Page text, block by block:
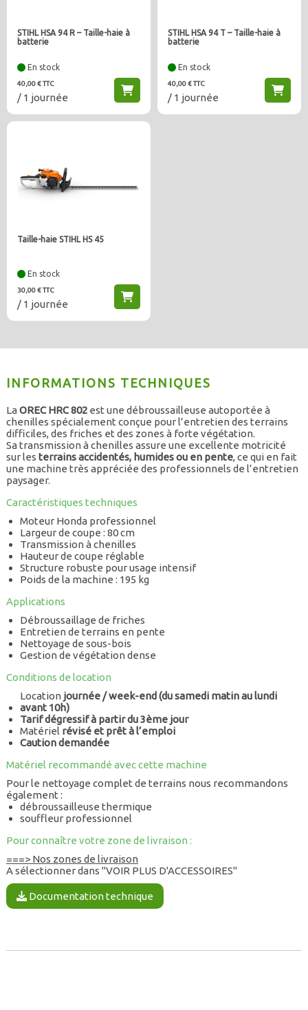
STIHL HSA 94 R – Taille-haie à
batterie
En stock
40,00 € TTC
/ 1 journée
STIHL HSA 94 T – Taille-haie à
batterie
En stock
40,00 € TTC
/ 1 journée
Taille-haie STIHL HS 45
En stock
30,00 € TTC
/ 1 journée
INFORMATIONS TECHNIQUES
La OREC HRC 802est une débroussailleuse autoportée à
chenilles spécialement conçue pour l’entretien des terrains
difficiles, des friches et des zones à forte végétation.
Sa transmission à chenilles assure une excellente motricité
sur les terrains accidentés, humides ou en pente, ce qui en fait
une machine très appréciée des professionnels de l’entretien
paysager.
Caractéristiques techniques
Moteur Honda professionnel
Largeur de coupe : 80 cm
Transmission à chenilles
Hauteur de coupe réglable
Structure robuste pour usage intensif
Poids de la machine : 195 kg
Applications
Débroussaillage de friches
Entretien de terrains en pente
Nettoyage de sous-bois
Gestion de végétation dense
Conditions de location
Location journée / week-end (du samedi matin au lundi
avant 10h)
Tarif dégressif à partir du 3ème jour
Matériel révisé et prêt à l’emploi
Caution demandée
Matériel recommandé avec cette machine
Pour le nettoyage complet de terrains nous recommandons
également :
débroussailleuse thermique
souffleur professionnel
Pour connaître votre zone de livraison :
===> Nos zones de livraison
A sélectionner dans "VOIR PLUS D'ACCESSOIRES"
Documentation technique